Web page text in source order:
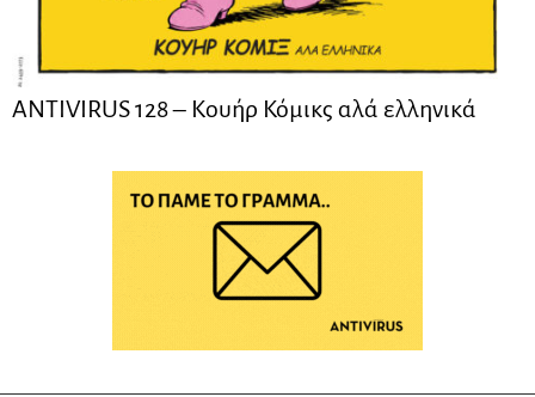
ANTIVIRUS 128 – Kουήρ Κόμικς αλά ελληνικά